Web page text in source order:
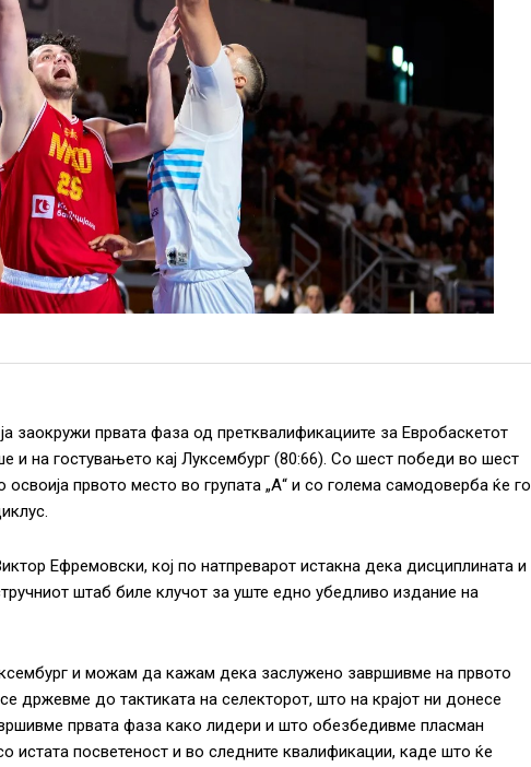
заокружи првата фаза од претквалификациите за Евробаскетот
и на гостувањето кај Луксембург (80:66). Со шест победи во шест
освоија првото место во групата „А“ и со голема самодоверба ќе го
Ефремовски, кој по натпреварот истакна дека дисциплината и
штаб биле клучот за уште едно убедливо издание на
и можам да кажам дека заслужено завршивме на првото
држевме до тактиката на селекторот, што на крајот ни донесе
првата фаза како лидери и што обезбедивме пласман
истата посветеност и во следните квалификации, каде што ќе